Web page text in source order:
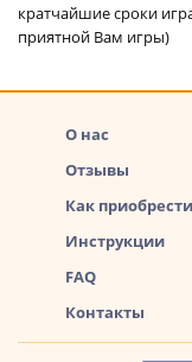
кратчайшие сроки
приятной Вам игры)
О нас
Отзывы
Как
Инструкции
FAQ
Контакты